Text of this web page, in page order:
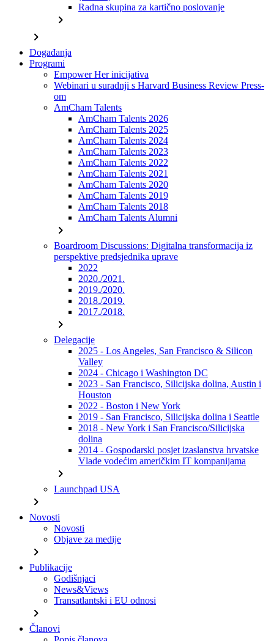
Radna skupina za kartično poslovanje
chevron_right
chevron_right
Događanja
Programi
Empower Her inicijativa
Webinari u suradnji s Harvard Business Review Press-
om
AmCham Talents
AmCham Talents 2026
AmCham Talents 2025
AmCham Talents 2024
AmCham Talents 2023
AmCham Talents 2022
AmCham Talents 2021
AmCham Talents 2020
AmCham Talents 2019
AmCham Talents 2018
AmCham Talents Alumni
chevron_right
Boardroom Discussions: Digitalna transformacija iz
perspektive predsjednika uprave
2022
2020./2021.
2019./2020.
2018./2019.
2017./2018.
chevron_right
Delegacije
2025 - Los Angeles, San Francisco & Silicon
Valley
2024 - Chicago i Washington DC
2023 - San Francisco, Silicijska dolina, Austin i
Houston
2022 - Boston i New York
2019 - San Francisco, Silicijska dolina i Seattle
2018 - New York i San Francisco/Silicijska
dolina
2014 - Gospodarski posjet izaslanstva hrvatske
Vlade vodećim američkim IT kompanijama
chevron_right
Launchpad USA
chevron_right
Novosti
Novosti
Objave za medije
chevron_right
Publikacije
Godišnjaci
News&Views
Transatlantski i EU odnosi
chevron_right
Članovi